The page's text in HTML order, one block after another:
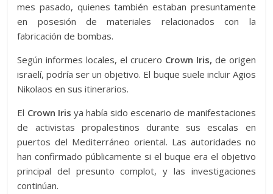
mes pasado, quienes también estaban presuntamente
en posesión de materiales relacionados con la
fabricación de bombas.
Según informes locales, el crucero Crown Iris, de origen
israelí, podría ser un objetivo. El buque suele incluir Agios
Nikolaos en sus itinerarios.
El Crown Iris ya había sido escenario de manifestaciones
de activistas propalestinos durante sus escalas en
puertos del Mediterráneo oriental. Las autoridades no
han confirmado públicamente si el buque era el objetivo
principal del presunto complot, y las investigaciones
continúan.